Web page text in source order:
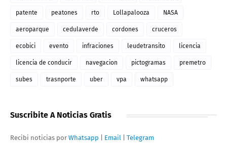
patente peatones rto Lollapalooza NASA
aeroparque cedulaverde cordones cruceros
ecobici evento infraciones leudetransito licencia
licencia de conducir navegacion pictogramas premetro
subes trasnporte uber vpa whatsapp
Suscribite A Noticias Gratis
Recibi noticias por Whatsapp Email Telegram